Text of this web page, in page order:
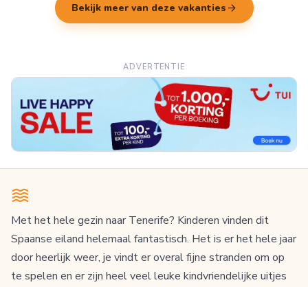
Bekijk meer van deze vakanties arrow_forward
ADVERTENTIE
Met het hele gezin naar Tenerife? Kinderen vinden dit
Spaanse eiland helemaal fantastisch. Het is er het hele jaar
door heerlijk weer, je vindt er overal fijne stranden om op
te spelen en er zijn heel veel leuke kindvriendelijke uitjes